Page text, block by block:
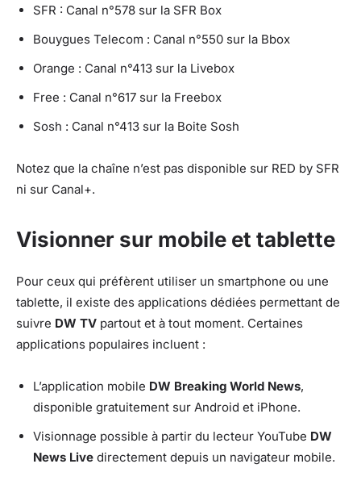
SFR : Canal n°578 sur la SFR Box
Bouygues Telecom : Canal n°550 sur la Bbox
Orange : Canal n°413 sur la Livebox
Free : Canal n°617 sur la Freebox
Sosh : Canal n°413 sur la Boite Sosh
Notez que la chaîne n’est pas disponible sur RED by SFR
ni sur Canal+.
Visionner sur mobile et tablette
Pour ceux qui préfèrent utiliser un smartphone ou une
tablette, il existe des applications dédiées permettant de
suivre DW TV partout et à tout moment. Certaines
applications populaires incluent :
L’application mobile DW Breaking World News,
disponible gratuitement sur Android et iPhone.
Visionnage possible à partir du lecteur YouTube DW
News Live directement depuis un navigateur mobile.